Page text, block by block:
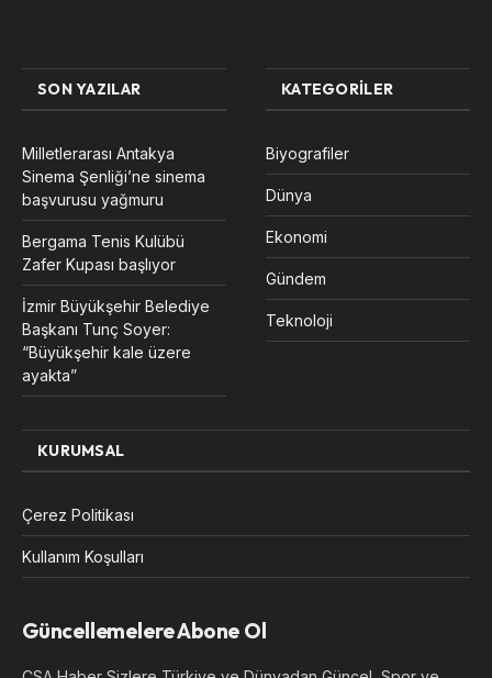
SON YAZILAR
Milletlerarası Antakya
Sinema Şenliği’ne sinema
başvurusu yağmuru
Bergama Tenis Kulübü
Zafer Kupası başlıyor
İzmir Büyükşehir Belediye
Başkanı Tunç Soyer:
“Büyükşehir kale üzere
ayakta”
KATEGORILER
Biyografiler
Dünya
Ekonomi
Gündem
Teknoloji
KURUMSAL
Çerez Politikası
Kullanım Koşulları
Güncellemelere Abone Ol